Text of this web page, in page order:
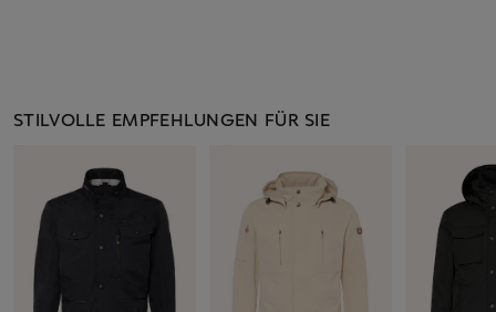
STILVOLLE EMPFEHLUNGEN FÜR SIE